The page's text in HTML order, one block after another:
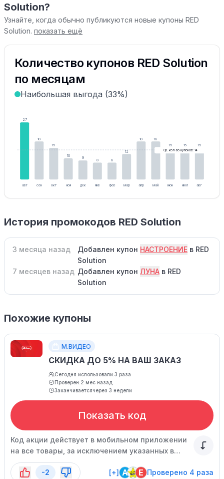
Solution?
Узнайте, когда обычно публикуются новые купоны RED
Solution. показать ещё
Количество купонов RED Solution
по месяцам
Наибольшая выгода (33%)
27
авг
18
сен
15
окт
10
ноя
9
дек
8
янв
8
фев
12
мар
18
апр
18
май
15
июн
15
июл
15
авг
Ср. кол-во купонов: 14
История промокодов RED Solution
3 месяца назад Добавлен купон НАСТРОЕНИЕ в RED
Solution
7 месяцев назад Добавлен купон ЛУНА в RED
Solution
Похожие купоны
М.ВИДЕО
СКИДКА ДО 5% НА ВАШ ЗАКАЗ
Сегодня использовали:3 раза
Проверен:2 мес назад
Заканчиваетсячерез 3 недели
Показать код
Код акции действует в мобильном приложении
на все товары, за исключением указанных в
списке. Спешите воспользоваться
предложением, оно ограничено по времени.
-2 [+] A E Проверено 4 раза